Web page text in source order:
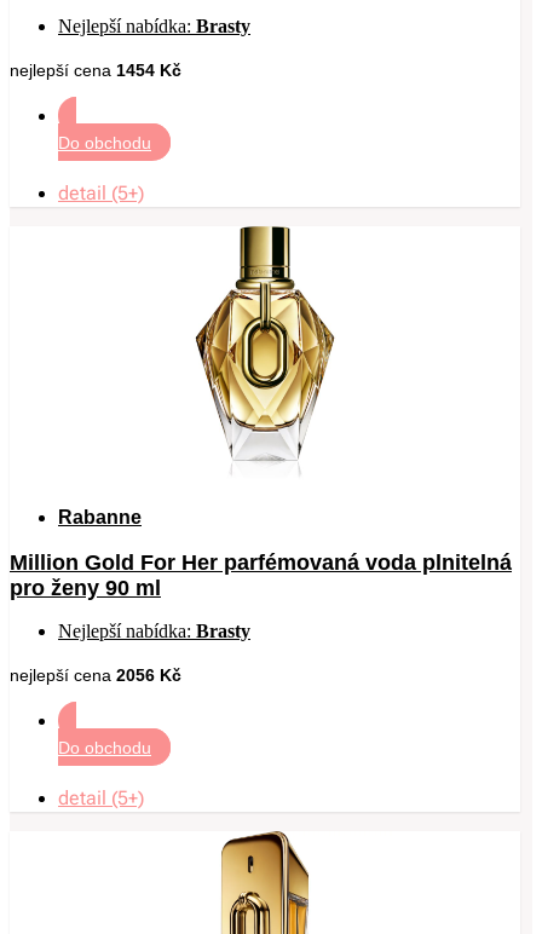
Nejlepší nabídka: Brasty
nejlepší cena 1454 Kč
Do obchodu
detail (5+)
Rabanne
Million Gold For Her parfémovaná voda plnitelná
pro ženy 90 ml
Nejlepší nabídka: Brasty
nejlepší cena 2056 Kč
Do obchodu
detail (5+)